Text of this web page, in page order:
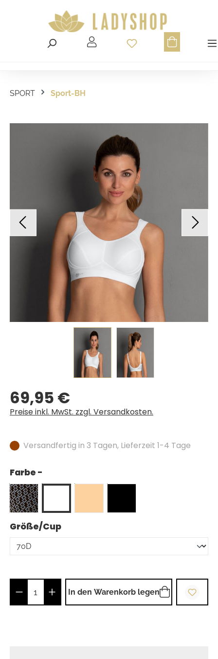
Du hast 0
SPORT Sport-BH
Bildergalerie überspringen
Regulärer Preis:
69,95 €
Preise inkl. MwSt. zzgl. Versandkosten.
Versandfertig in 3 Tagen, Lieferzeit 1-4 Tage
Farbe -
Größe/Cupauswählen
Produkt Anzahl: Gib den gewünschten
In den Warenkorb legen